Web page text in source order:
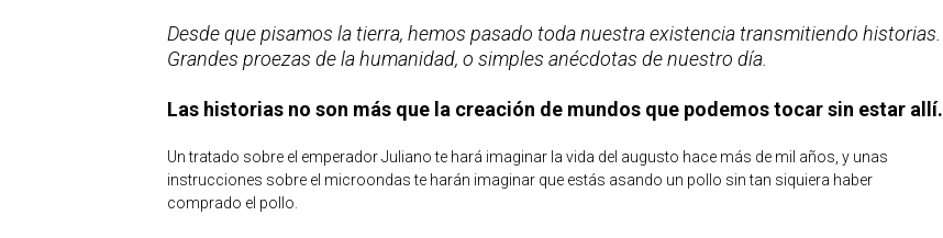
Desde que pisamos la tierra, hemos pasado toda nuestra existencia transmitiendo historias.
Grandes proezas de la humanidad, o simples anécdotas de nuestro día.
Las historias no son más que la creación de mundos que podemos tocar sin estar allí.
Un tratado sobre el emperador Juliano te hará imaginar la vida del augusto hace más de mil años, y unas
instrucciones sobre el microondas te harán imaginar que estás asando un pollo sin tan siquiera haber
comprado el pollo.